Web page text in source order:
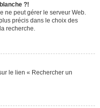
?!
ne peut gérer le serveur Web.
précis dans le choix des
recherche.
le lien « Rechercher un